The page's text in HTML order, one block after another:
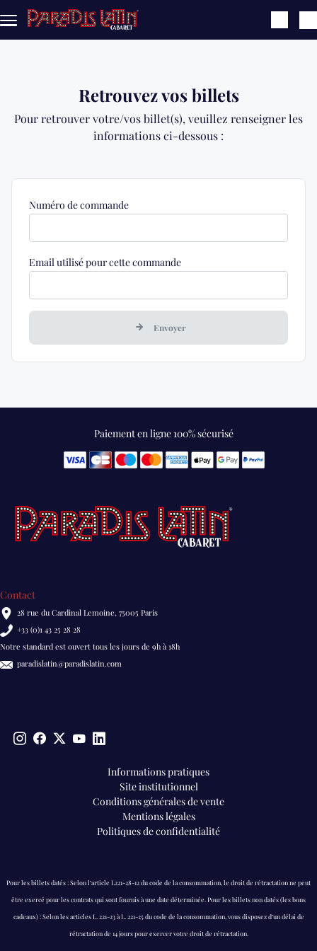
Aller au contenu principal
Retrouvez vos billets
Pour retrouver votre/vos billet(s), veuillez renseigner les
informations ci-dessous :
Numéro de commandeObligatoire
Email utilisé pour cette commandeObligatoire
Envoyer
Paiement en ligne 100% sécurisé
Contact
28 rue du Cardinal Lemoine, 75005 Paris
+33 (0)1 43 25 28 28
Notre standard est ouvert tous les jours de 9h à 18h
paradislatin@paradislatin.com
Informations pratiques
Site institutionnel
Conditions générales de vente
Mentions légales
Politiques de confidentialité
Pour les billets datés : Selon l’article L221-28-12 du code de la consommation, le droit de rétractation ne peut
être exercé pour les contrats qui sont fournis à une date déterminée. Pour les billets non datés (les bons
cadeaux) : Selon les articles L. 221-23 à L. 221-25 du code de la consommation, vous disposez d’un délai de
rétractation de 14 jours pour exercer votre droit de rétractation.